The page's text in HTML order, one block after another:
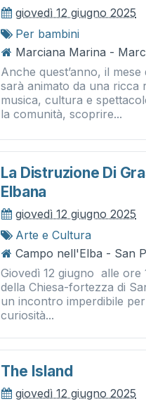
giovedì 12 giugno 2025
Per bambini
Marciana Marina -
Anche quest’anno, il
sarà animato da una ricca
musica, cultura e
la comunità, scoprire...
La Distruzione Di
Elbana
giovedì 12 giugno 2025
Arte e Cultura
Campo nell'Elba - San
Giovedì 12 giugno alle ore
della Chiesa-fortezza di
un incontro imperdibile
curiosità...
The Island
giovedì 12 giugno 2025